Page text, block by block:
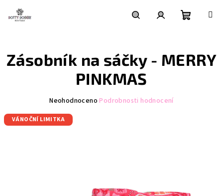
obsah
košík
Zásobník na sáčky - MERRY
PINKMAS
Průměrné
produktu
Neohodnoceno Podrobnosti hodnocení
VÁNOČNÍ LIMITKA